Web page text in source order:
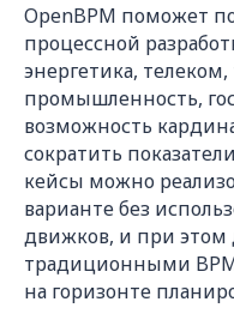
OpenBPM поможет
процессной
энергетика,
промышленность,
возможность
сократить
кейсы можно
варианте без
движков, и при этом
традиционными
на горизонте